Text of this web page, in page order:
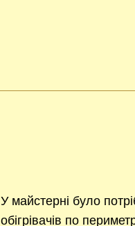
У майстерні було
обігрівачів по